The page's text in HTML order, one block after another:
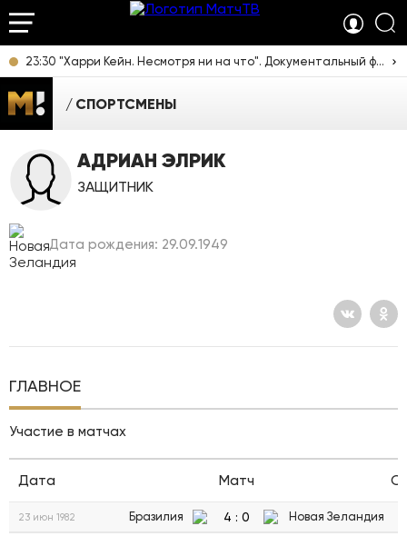
23:30 "Харри Кейн. Несмотря ни на что". Документальный фильм [12+]
СПОРТСМЕНЫ
АДРИАН ЭЛРИК
ЗАЩИТНИК
Дата рождения: 29.09.1949
ГЛАВНОЕ
Участие в матчах
Дата Матч
23 июн 1982 Бразилия 4 : 0 Новая Зеландия